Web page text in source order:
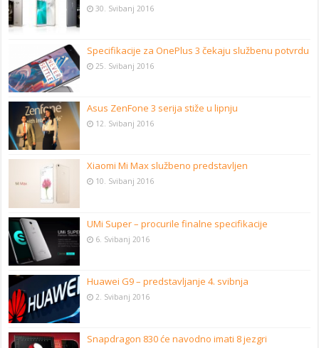
30. Svibanj 2016
Specifikacije za OnePlus 3 čekaju službenu potvrdu
25. Svibanj 2016
Asus ZenFone 3 serija stiže u lipnju
12. Svibanj 2016
Xiaomi Mi Max službeno predstavljen
10. Svibanj 2016
UMi Super – procurile finalne specifikacije
6. Svibanj 2016
Huawei G9 – predstavljanje 4. svibnja
2. Svibanj 2016
Snapdragon 830 će navodno imati 8 jezgri